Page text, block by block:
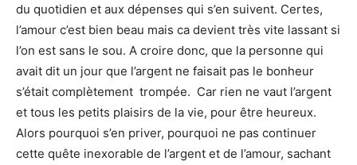
du quotidien et aux dépenses qui s’en suivent. Certes,
l’amour c’est bien beau mais ca devient très vite lassant si
l’on est sans le sou. A croire donc, que la personne qui
avait dit un jour que l’argent ne faisait pas le bonheur
s’était complètement trompée. Car rien ne vaut l’argent
et tous les petits plaisirs de la vie, pour être heureux.
Alors pourquoi s’en priver, pourquoi ne pas continuer
cette quête inexorable de l’argent et de l’amour, sachant